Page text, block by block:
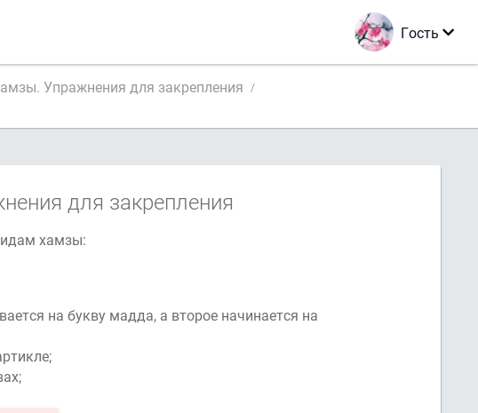
Гость
Упражнения для закрепления
для закрепления
хамзы:
на букву мадда, а второе начинается на